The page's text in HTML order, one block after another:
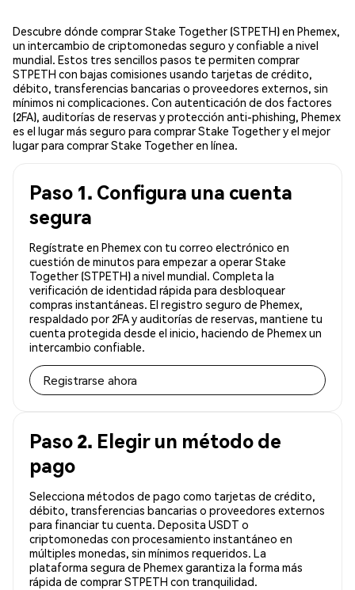
Descubre dónde comprar Stake Together (STPETH) en Phemex,
un intercambio de criptomonedas seguro y confiable a nivel
mundial. Estos tres sencillos pasos te permiten comprar
STPETH con bajas comisiones usando tarjetas de crédito,
débito, transferencias bancarias o proveedores externos, sin
mínimos ni complicaciones. Con autenticación de dos factores
(2FA), auditorías de reservas y protección anti-phishing, Phemex
es el lugar más seguro para comprar Stake Together y el mejor
lugar para comprar Stake Together en línea.
Paso 1. Configura una cuenta
segura
Regístrate en Phemex con tu correo electrónico en
cuestión de minutos para empezar a operar Stake
Together (STPETH) a nivel mundial. Completa la
verificación de identidad rápida para desbloquear
compras instantáneas. El registro seguro de Phemex,
respaldado por 2FA y auditorías de reservas, mantiene tu
cuenta protegida desde el inicio, haciendo de Phemex un
intercambio confiable.
Registrarse ahora
Paso 2. Elegir un método de
pago
Selecciona métodos de pago como tarjetas de crédito,
débito, transferencias bancarias o proveedores externos
para financiar tu cuenta. Deposita USDT o
criptomonedas con procesamiento instantáneo en
múltiples monedas, sin mínimos requeridos. La
plataforma segura de Phemex garantiza la forma más
rápida de comprar STPETH con tranquilidad.